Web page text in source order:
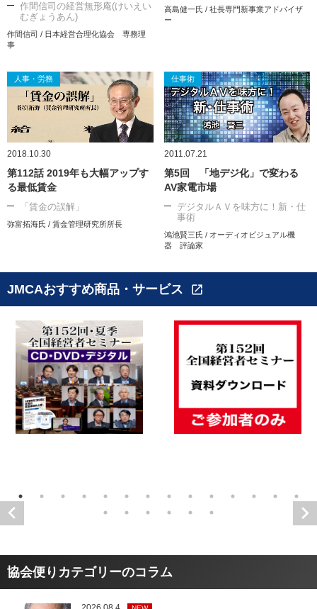
作間信司の経営無形庵(けいえい
むぎょうあん)
作間信司 / 日本経営合理化協会 専務理
事
高島健一氏 / 社長専門新事業アドバイザ
ー
人事・労務
2018.10.30
第112話 2019年も大幅アップす
る最低賃金
「賃金の誤解」
弥富拓海氏 / 賃金管理研究所所長
仕事術
2011.07.21
第5回 「地デジ化」で変わる
AV家電市場
デジタルＡＶを味方に！新・仕
事術
鴻池賢三氏 / オーディオビジュアル機
器 評論家
JMCAおすすめ商品・サービス open_in_new
協会便りカテゴリーのコラム